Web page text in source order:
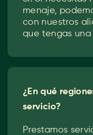
menaje,
con nuestros
que tengas
¿En qué
servicio?
Prestamos